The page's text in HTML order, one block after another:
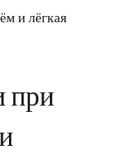
и лёгкая
при